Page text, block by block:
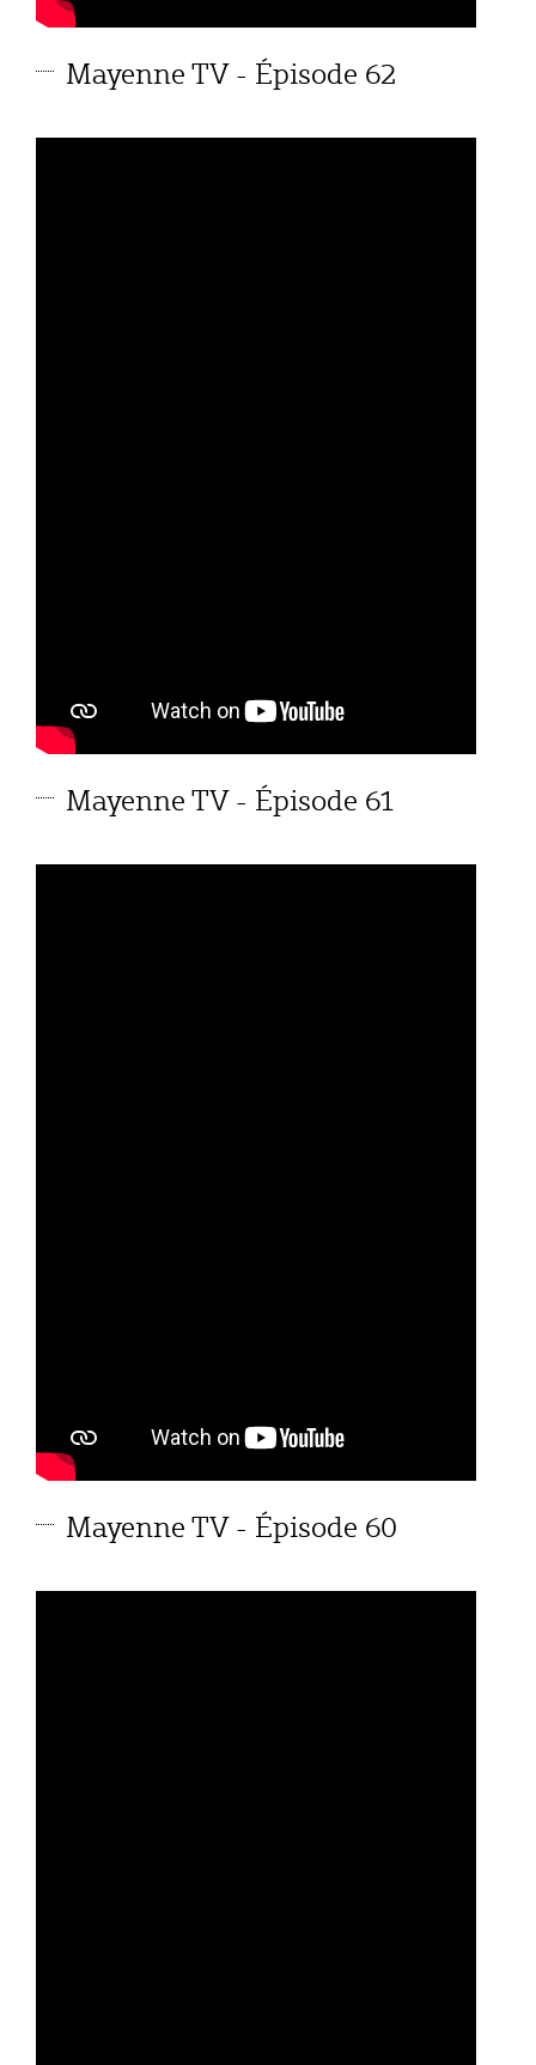
Mayenne TV - Épisode 62
Mayenne TV - Épisode 61
Mayenne TV - Épisode 60